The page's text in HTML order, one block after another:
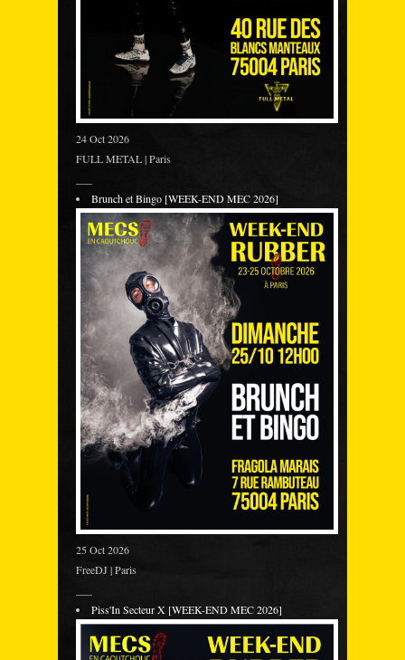
24 Oct 2026
FULL METAL | Paris
Brunch et Bingo [WEEK-END MEC 2026]
25 Oct 2026
FreeDJ | Paris
Piss'In Secteur X [WEEK-END MEC 2026]